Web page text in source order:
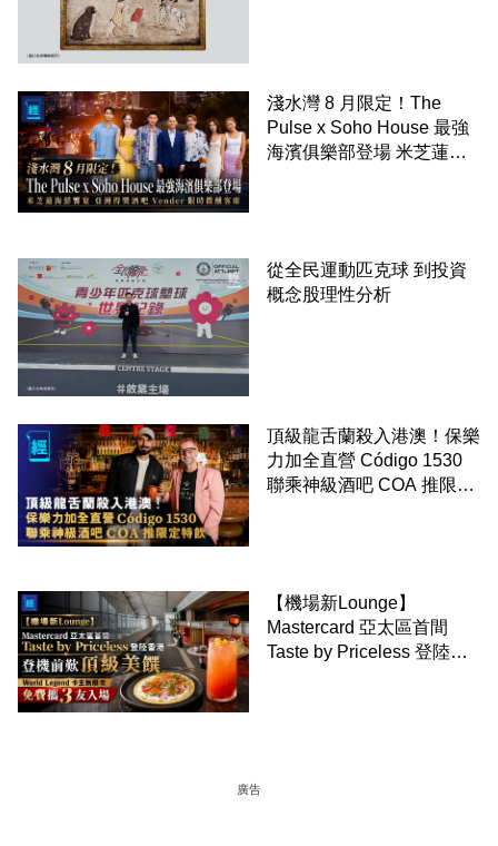
淺水灣 8 月限定！The
Pulse x Soho House 最強
海濱俱樂部登場 米芝蓮海
從全民運動匹克球 到投資
概念股理性分析
頂級龍舌蘭殺入港澳！保樂
力加全直營 Código 1530
聯乘神級酒吧 COA 推限定
【機場新Lounge】
Mastercard 亞太區首間
Taste by Priceless 登陸香
廣告